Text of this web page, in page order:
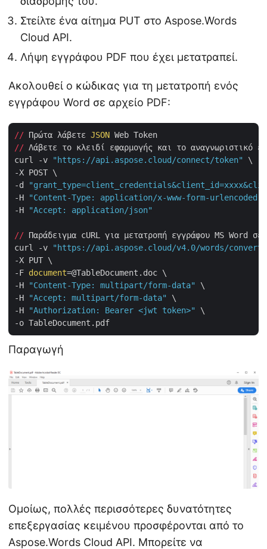
Στείλτε ένα αίτημα PUT στο Aspose.Words
Cloud API.
Λήψη εγγράφου PDF που έχει μετατραπεί.
Ακολουθεί ο κώδικας για τη μετατροπή ενός
εγγράφου Word σε αρχείο PDF:
// Πρώτα λάβετε JSON
// Λάβετε το κλειδί εφαρμογής και το αναγνωριστικό
curl -v
"https://api.aspose.cloud/connect/token"
\
-X POST \
-d
-H
"Content-Type: application/x-www-form-urlencoded"
-H
"Accept: application/json"
// Παράδειγμα cURL για μετατροπή εγγράφου MS Word σε
curl -v
"https://api.aspose.cloud/v4.0/words/
-X PUT \
-F document=@TableDocument.doc \
-H
"Content-Type: multipart/form-data"
\
-H
"Accept: multipart/form-data"
\
-H
"Authorization: Bearer <jwt token>"
\
Παραγωγή
Ομοίως, πολλές περισσότερες δυνατότητες
επεξεργασίας κειμένου προσφέρονται από το
Aspose.Words Cloud API. Μπορείτε να